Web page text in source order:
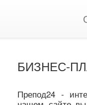
БИЗНЕС-
Препод24 -